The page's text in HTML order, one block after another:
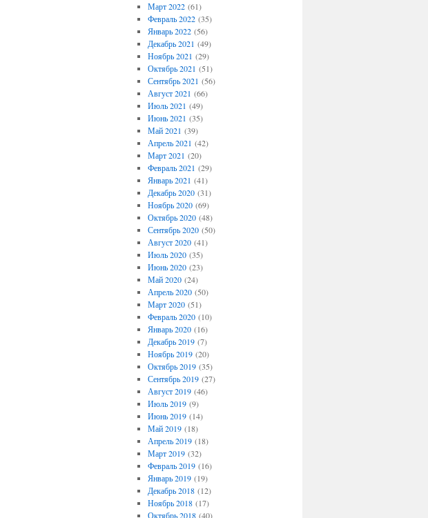
Март 2022(61)
Февраль 2022(35)
Январь 2022(56)
Декабрь 2021 (49)
Ноябрь 2021 (29)
Октябрь 2021 (51)
Сентябрь 2021 (56)
Август 2021 (66)
Июль 2021 (49)
Июнь 2021 (35)
Май 2021 (39)
Апрель 2021 (42)
Март 2021 (20)
Февраль 2021 (29)
Январь 2021 (41)
Декабрь 2020(31)
Ноябрь 2020(69)
Октябрь 2020(48)
Сентябрь 2020(50)
Август 2020(41)
Июль 2020(35)
Июнь 2020(23)
Май 2020(24)
Апрель 2020(50)
Март 2020(51)
Февраль 2020(10)
Январь 2020(16)
Декабрь 2019(7)
Ноябрь 2019(20)
Октябрь 2019(35)
Сентябрь 2019(27)
Август 2019(46)
Июль 2019(9)
Июнь 2019(14)
Май 2019(18)
Апрель 2019(18)
Март 2019(32)
Февраль 2019(16)
Январь 2019(19)
Декабрь 2018(12)
Ноябрь 2018(17)
Октябрь 2018(40)